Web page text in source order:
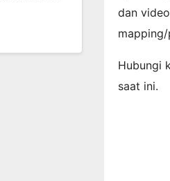
dan
Hubungi
saat ini.